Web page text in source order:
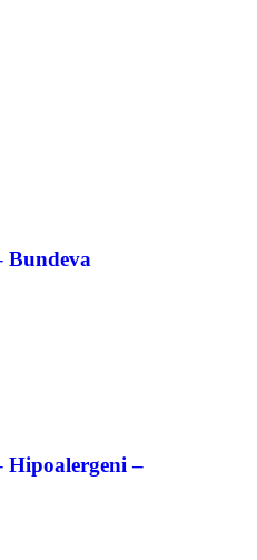
Bundeva
Hipoalergeni –